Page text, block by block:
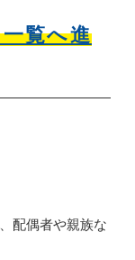
覧へ進
配偶者や親族な